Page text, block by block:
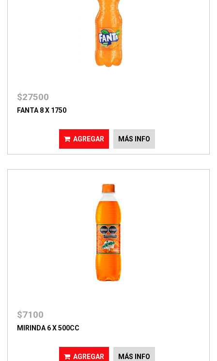
$27500
FANTA 8 X 1750
AGREGAR MÁS INFO
$7100
MIRINDA 6 X 500CC
AGREGAR MÁS INFO